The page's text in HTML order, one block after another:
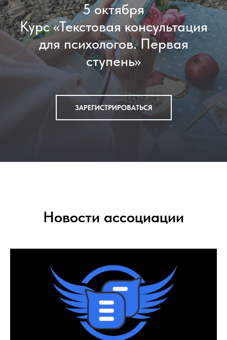
5 октября
Курс «Текстовая консультация
для психологов. Первая
ступень»
ЗАРЕГИСТРИРОВАТЬСЯ
Новости ассоциации